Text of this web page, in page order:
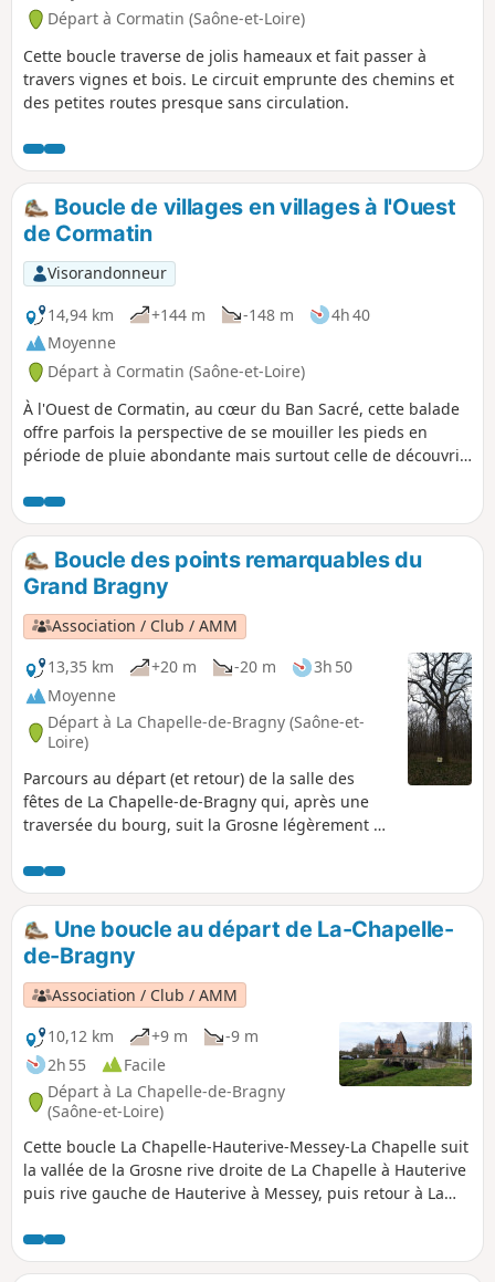
Départ à Cormatin (Saône-et-Loire)
Cette boucle traverse de jolis hameaux et fait passer à
travers vignes et bois. Le circuit emprunte des chemins et
des petites routes presque sans circulation.
Boucle de villages en villages à l'Ouest
de Cormatin
Visorandonneur
14,94 km
+144 m -148 m
4h 40
Moyenne
Départ à Cormatin (Saône-et-Loire)
À l'Ouest de Cormatin, au cœur du Ban Sacré, cette balade
offre parfois la perspective de se mouiller les pieds en
période de pluie abondante mais surtout celle de découvrir
Boucle des points remarquables du
Grand Bragny
Association / Club / AMM
13,35 km
+20 m -20 m
3h 50
Moyenne
Départ à La Chapelle-de-Bragny (Saône-et-
Loire)
Parcours au départ (et retour) de la salle des
fêtes de La Chapelle-de-Bragny qui, après une
traversée du bourg, suit la Grosne légèrement en
ensuite dans le bois du Grand Bragny pour faire
le tour des points remarquables et observer
toutes les essences présentes dans notre forêt .
Une boucle au départ de La-Chapelle-
de-Bragny
Association / Club / AMM
10,12 km
+9 m
-9 m
2h 55
Facile
Départ à La Chapelle-de-Bragny
(Saône-et-Loire)
Cette boucle La Chapelle-Hauterive-Messey-La Chapelle suit
la vallée de la Grosne rive droite de La Chapelle à Hauterive
puis rive gauche de Hauterive à Messey, puis retour à La